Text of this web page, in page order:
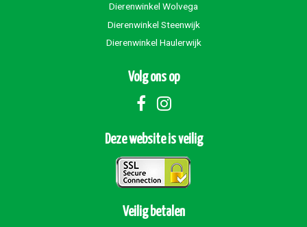
Dierenwinkel Wolvega
Dierenwinkel Steenwijk
Dierenwinkel Haulerwijk
Volg ons op
Deze website is veilig
Veilig betalen